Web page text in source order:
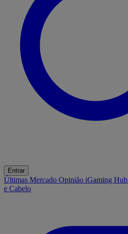
Entrar
Últimas Mercado Opinião iGaming Hub
e Cabelo